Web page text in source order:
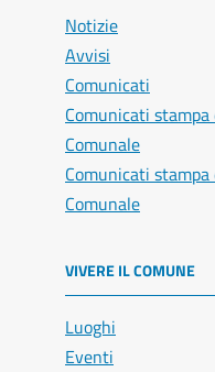
Notizie
Avvisi
Comunicati
Comunicati
Comunale
Comunicati stampa
Comunale
VIVERE IL COMUNE
Luoghi
Eventi